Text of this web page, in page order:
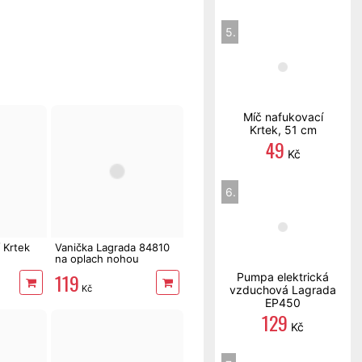
Krtek
Vanička Lagrada 84810
na oplach nohou
119 Kč
5.
Míč nafukovací
Krtek, 51 cm
49 Kč
6.
Pumpa elektrická
vzduchová Lagrada
EP450
129 Kč